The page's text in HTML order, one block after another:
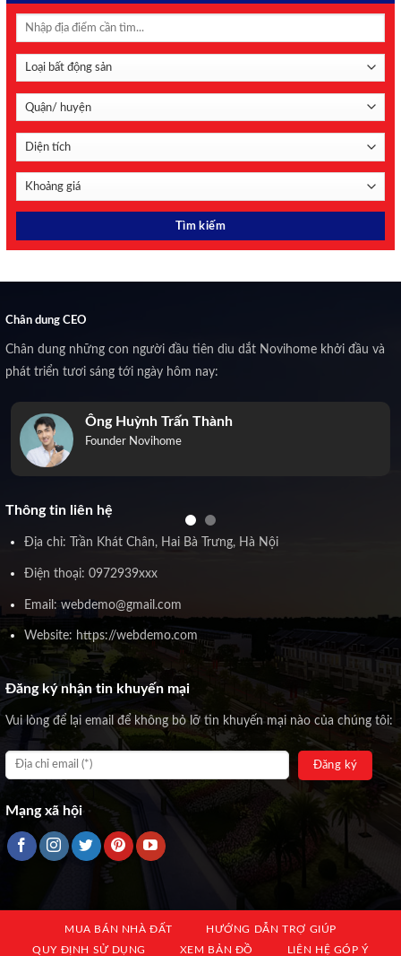
Chân dung CEO
Chân dung những con người đầu tiên dìu dắt Novihome khởi đầu và
phát triển tươi sáng tới ngày hôm nay:
Ông Huỳnh Trấn Thành
Founder Novihome
Thông tin liên hệ
Địa chỉ: Trần Khát Chân, Hai Bà Trưng, Hà Nội
Điện thoại: 0972939xxx
Email: webdemo@gmail.com
Website: https://webdemo.com
Đăng ký nhận tin khuyến mại
Vui lòng để lại email để không bỏ lỡ tin khuyến mại nào của chúng tôi:
Mạng xã hội
MUA BÁN NHÀ ĐẤT
HƯỚNG DẪN TRỢ GIÚP
QUY ĐỊNH SỬ DỤNG
XEM BẢN ĐỒ LIÊN HỆ GÓP Ý